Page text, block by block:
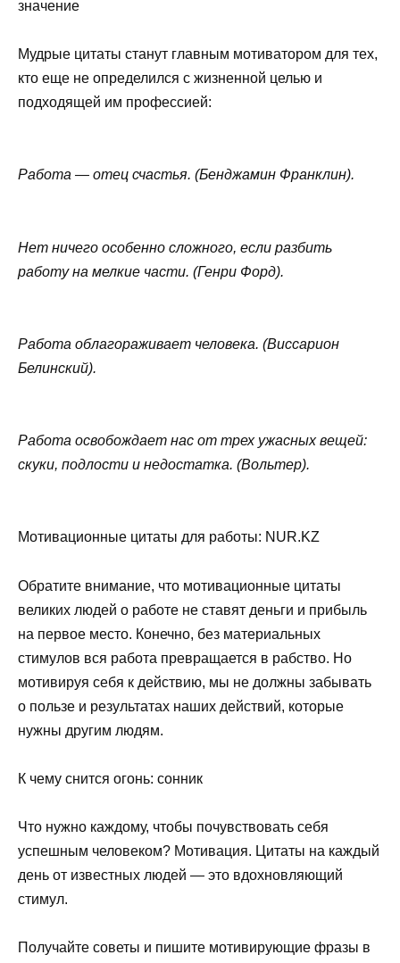
значение
Мудрые цитаты станут главным мотиватором для тех,
кто еще не определился с жизненной целью и
подходящей им профессией:
Работа — отец счастья. (Бенджамин Франклин).
Нет ничего особенно сложного, если разбить
работу на мелкие части. (Генри Форд).
Работа облагораживает человека. (Виссарион
Белинский).
Работа освобождает нас от трех ужасных вещей:
скуки, подлости и недостатка. (Вольтер).
Мотивационные цитаты для работы: NUR.KZ
Обратите внимание, что мотивационные цитаты
великих людей о работе не ставят деньги и прибыль
на первое место. Конечно, без материальных
стимулов вся работа превращается в рабство. Но
мотивируя себя к действию, мы не должны забывать
о пользе и результатах наших действий, которые
нужны другим людям.
К чему снится огонь: сонник
Что нужно каждому, чтобы почувствовать себя
успешным человеком? Мотивация. Цитаты на каждый
день от известных людей — это вдохновляющий
стимул.
Получайте советы и пишите мотивирующие фразы в